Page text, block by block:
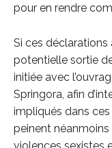
pour en rendre
Si ces déclarations
potentielle sortie
initiée avec
Springora, afin
impliqués dans
peinent
violences sexistes